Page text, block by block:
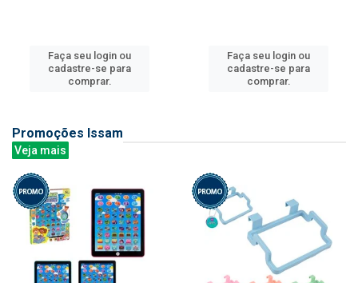
Faça seu login ou
cadastre-se para
comprar.
Faça seu login ou
cadastre-se para
comprar.
Promoções Issam
Veja mais